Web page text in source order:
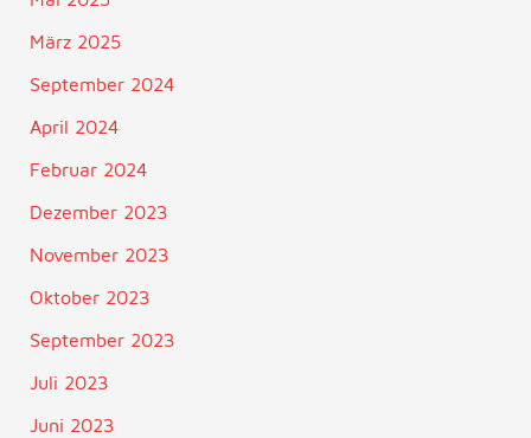
März 2025
September 2024
April 2024
Februar 2024
Dezember 2023
November 2023
Oktober 2023
September 2023
Juli 2023
Juni 2023